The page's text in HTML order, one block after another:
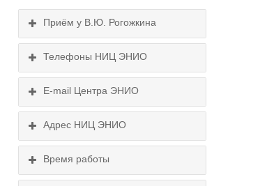
Схема проезда
Выходные:
понедельник, пятница
Схема проезда
Выходные:
Приём у В.Ю. Рогожкина
Подробнее...
Телефоны НИЦ ЭНИО
E-mail Центра ЭНИО
Адрес НИЦ ЭНИО
Время работы